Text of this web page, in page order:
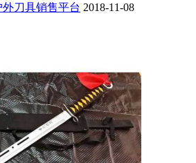
刀具销售平台 2018-11-08